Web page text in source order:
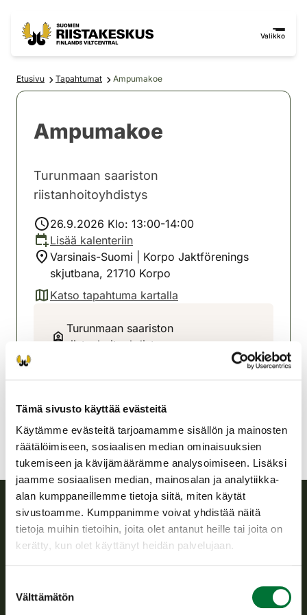
Tämä sivusto käyttää evästeitä
Käytämme evästeitä tarjoamamme sisällön ja mainosten
räätälöimiseen, sosiaalisen median ominaisuuksien
tukemiseen ja kävijämäärämme analysoimiseen. Lisäksi
jaamme sosiaalisen median, mainosalan ja analytiikka-
alan kumppaneillemme tietoja siitä, miten käytät
sivustoamme. Kumppanimme voivat yhdistää näitä
tietoja muihin tietoihin, joita olet antanut heille tai joita on
kerätty, kun olet käyttänyt heidän palvelujaan.
valinta
Välttämätön
Valikko
Etusivu Tapahtumat Ampumakoe
Ampumakoe
Turunmaan saariston
riistanhoitoyhdistys
26.9.2026 Klo: 13:00-14:00
Lisää kalenteriin
Varsinais-Suomi | Korpo Jaktförenings
skjutbana, 21710 Korpo
Katso tapahtuma kartalla
(avautuu uuteen välilehteen)
Turunmaan saariston
riistanhoitoyhdistys
0407567575
Suomen riistakeskus
toimeenpanosta sekä vastaa sille säädetyistä julkisista
hallintotehtävistä.